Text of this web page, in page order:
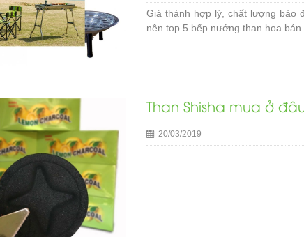
Giá thành hợp lý, chất lượng bảo
nên top 5 bếp nướng than hoa bán
Than Shisha mua ở
20/03/2019